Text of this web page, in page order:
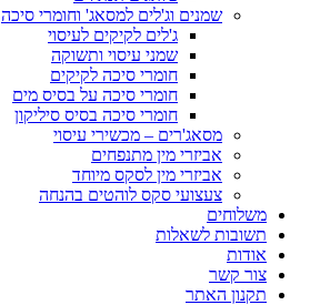
שמנים וג'לים למסאג' וחומרי סיכה
ג'לים לקיקים לעיסוי
שמני עיסוי ותשוקה
חומרי סיכה לקיקים
חומרי סיכה על בסיס מים
חומרי סיכה בסיס סיליקון
מסאג'רים – מכשירי עיסוי
אביזרי מין מתנפחים
אביזרי מין לסקס מיוחד
צעצועי סקס לוהטים בהנחה
משלוחים
תשובות לשאלות
אודות
צור קשר
תקנון האתר